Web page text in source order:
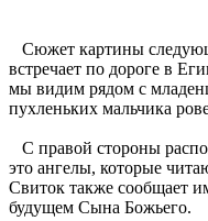
Сюжет картины
встречает по дороге в
мы видим рядом с
пухленьких мальчика
С правой стороны
это ангелы, которые
Свиток также сообщает
будущем Сына Божьего.